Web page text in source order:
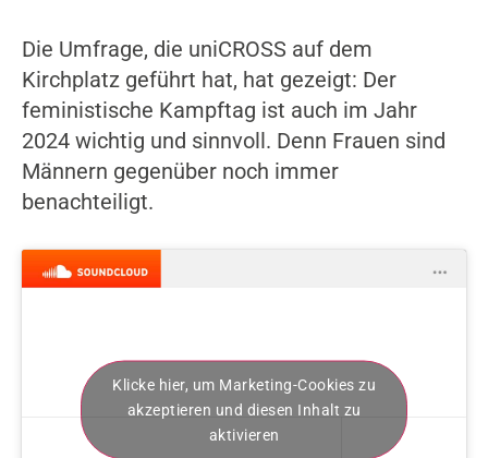
Die Umfrage, die uniCROSS auf dem
Kirchplatz geführt hat, hat gezeigt: Der
feministische Kampftag ist auch im Jahr
2024 wichtig und sinnvoll. Denn Frauen sind
Männern gegenüber noch immer
benachteiligt.
Klicke hier, um Marketing-Cookies zu
akzeptieren und diesen Inhalt zu
aktivieren